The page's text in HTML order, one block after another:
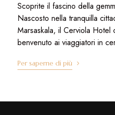
Scoprite il fascino della
Nascosto nella tranquilla
Marsaskala, il Cerviola Hotel
benvenuto ai viaggiatori in
Per saperne di più